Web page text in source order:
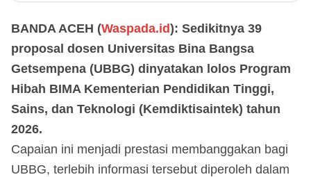
BANDA ACEH (Waspada.id): Sedikitnya 39
proposal dosen Universitas Bina Bangsa
Getsempena (UBBG) dinyatakan lolos Program
Hibah BIMA Kementerian Pendidikan Tinggi,
Sains, dan Teknologi (Kemdiktisaintek) tahun
2026.
Capaian ini menjadi prestasi membanggakan bagi
UBBG, terlebih informasi tersebut diperoleh dalam